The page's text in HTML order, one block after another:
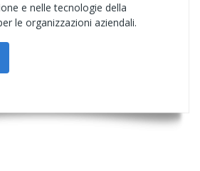
e nelle tecnologie della
le organizzazioni aziendali.